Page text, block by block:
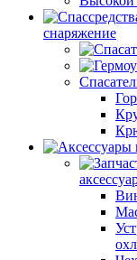
снаряжение